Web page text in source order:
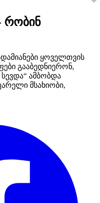
რობინ
ყოველთვის
გააბედნიერონ,
ამბობდა
მსახიობი,